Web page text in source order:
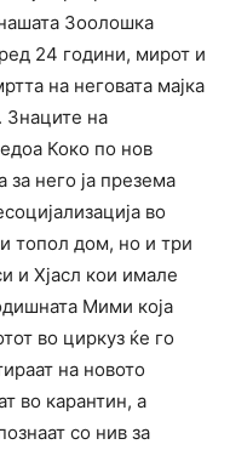
Зоолошка
24 години, мирот и
на неговата мајка
Знаците на
Коко по нов
него ја презема
во
топол дом, но и три
и Хјасл кои имале
Мими која
во циркуз ќе го
на новото
во карантин, а
со нив за